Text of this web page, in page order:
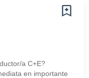
a C+E?
en importante